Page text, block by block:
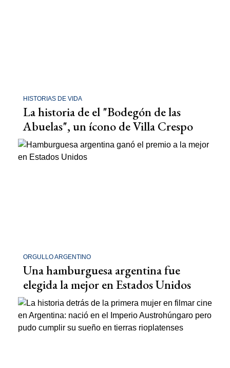
HISTORIAS DE VIDA
La historia de el "Bodegón de las
Abuelas", un ícono de Villa Crespo
ORGULLO ARGENTINO
Una hamburguesa argentina fue
elegida la mejor en Estados Unidos